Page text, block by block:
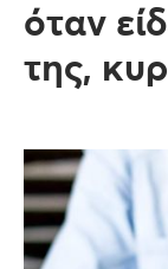
όταν
της,